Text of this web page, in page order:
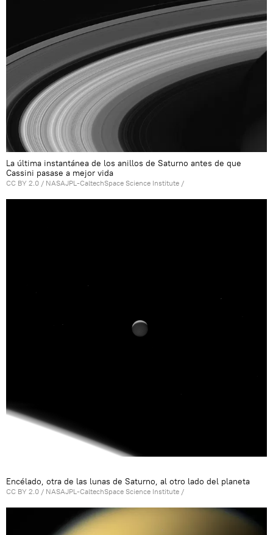
La última instantánea de los anillos de Saturno antes de que
Cassini pasase a mejor vida
CC BY 2.0 / NASAJPL-CaltechSpace Science Institute /
Encélado, otra de las lunas de Saturno, al otro lado del planeta
CC BY 2.0 / NASAJPL-CaltechSpace Science Institute /